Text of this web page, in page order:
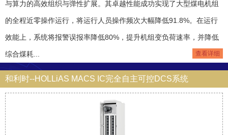
与算力的高效组织与弹性扩展。其卓越性能成功实现了大型煤电机组
的全程近零操作运行，将运行人员操作频次大幅降低91.8%。在运行
效能上，系统将报警误报率降低80%，提升机组变负荷速率，并降低
综合煤耗... 查看详细
和利时--HOLLiAS MACS IC完全自主可控DCS系统